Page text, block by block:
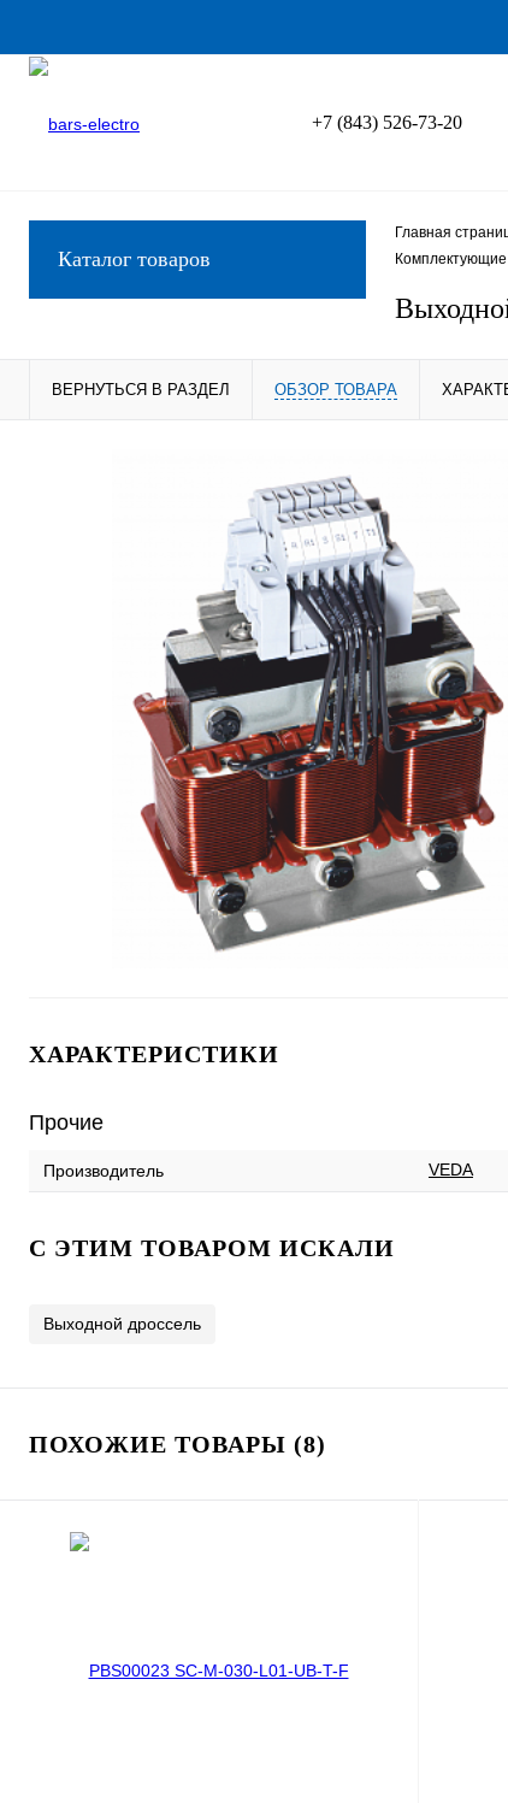
+7 (843) 526-73-20
Каталог товаров
Главная
Комплектующие
ВЕРНУТЬСЯ В РАЗДЕЛ ОБЗОР ТОВАРА
ХАРАКТЕРИСТИКИ
Прочие
Производитель VEDA
C ЭТИМ ТОВАРОМ ИСКАЛИ
Выходной дроссель
ПОХОЖИЕ ТОВАРЫ (8)